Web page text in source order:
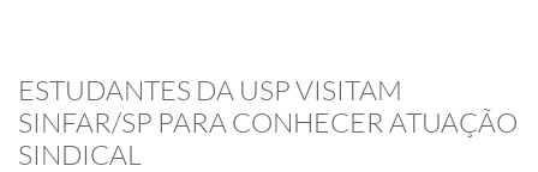
ESTUDANTES DA USP VISITAM
SINFAR/SP PARA CONHECER ATUAÇÃO
SINDICAL